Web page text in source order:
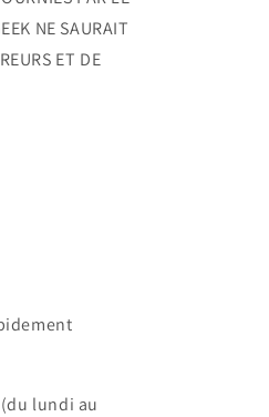
NE SAURAIT
ET DE
lundi au